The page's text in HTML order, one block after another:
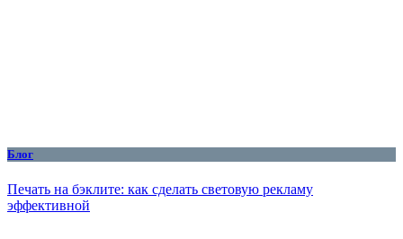
Блог
Печать на бэклите: как сделать световую рекламу
эффективной